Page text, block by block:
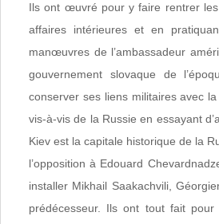
Ils ont œuvré pour y faire rentrer les
affaires intérieures et en
manœuvres de l’ambassadeur
gouvernement slovaque de
conserver ses liens militaires avec
vis-à-vis de la Russie en essayant
Kiev est la capitale historique de la
l’opposition à Edouard
installer Mikhail Saakachvili,
prédécesseur. Ils ont tout fait